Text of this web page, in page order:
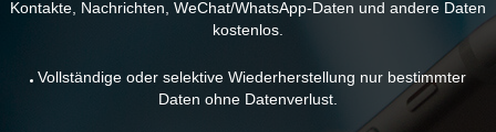
Kontakte, Nachrichten, WeChat/WhatsApp-Daten und andere Daten
kostenlos.
Vollständige oder selektive Wiederherstellung nur bestimmter
Daten ohne Datenverlust.